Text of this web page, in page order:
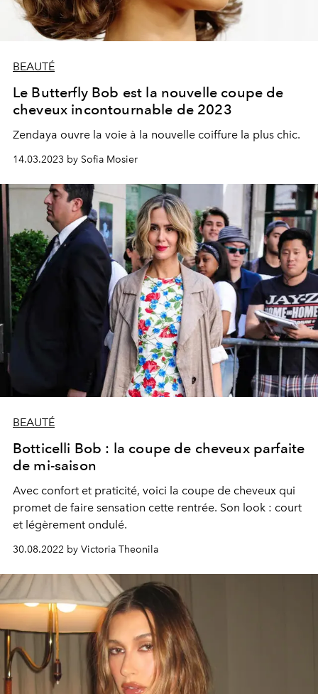
BEAUTÉ
Le Butterfly Bob est la nouvelle coupe de
cheveux incontournable de 2023
Zendaya ouvre la voie à la nouvelle coiffure la plus chic.
14.03.2023 by Sofia Mosier
BEAUTÉ
Botticelli Bob : la coupe de cheveux parfaite
de mi-saison
Avec confort et praticité, voici la coupe de cheveux qui
promet de faire sensation cette rentrée. Son look : court
et légèrement ondulé.
30.08.2022 by Victoria Theonila